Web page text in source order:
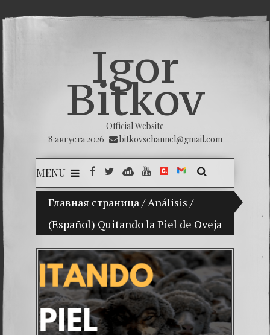
Igor
Bitkov
Official Website
8 августа 2026
bitkovschannel@gmail.com
MENU
Главная страница/Análisis /
(Español) Quitando la Piel de Oveja
(Español) Mi hijo Vladimir Bitkov, una
Dr.